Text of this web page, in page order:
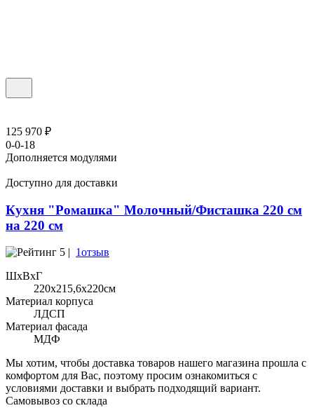
125 970 ₽
0-0-18
Дополняется модулями
Доступно для доставки
Кухня "Ромашка" Молочный/Фисташка 220 см
на 220 см
5 | 1отзыв
ШхВхГ
220x215,6х220см
Материал корпуса
ЛДСП
Материал фасада
МДФ
Мы хотим, чтобы доставка товаров нашего магазина прошла с
комфортом для Вас, поэтому просим ознакомиться с
условиями доставки и выбрать подходящий вариант.
Самовывоз со склада